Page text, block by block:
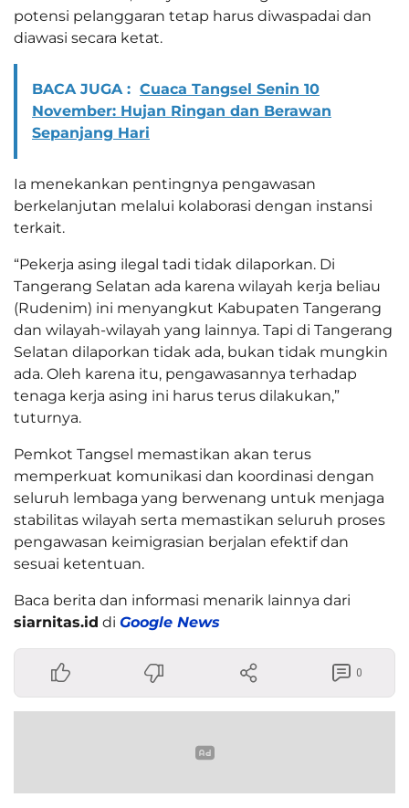
potensi pelanggaran tetap harus diwaspadai dan
diawasi secara ketat.
BACA JUGA : Cuaca Tangsel Senin 10
November: Hujan Ringan dan Berawan
Sepanjang Hari
Ia menekankan pentingnya pengawasan
berkelanjutan melalui kolaborasi dengan instansi
terkait.
“Pekerja asing ilegal tadi tidak dilaporkan. Di
Tangerang Selatan ada karena wilayah kerja beliau
(Rudenim) ini menyangkut Kabupaten Tangerang
dan wilayah-wilayah yang lainnya. Tapi di Tangerang
Selatan dilaporkan tidak ada, bukan tidak mungkin
ada. Oleh karena itu, pengawasannya terhadap
tenaga kerja asing ini harus terus dilakukan,”
tuturnya.
Pemkot Tangsel memastikan akan terus
memperkuat komunikasi dan koordinasi dengan
seluruh lembaga yang berwenang untuk menjaga
stabilitas wilayah serta memastikan seluruh proses
pengawasan keimigrasian berjalan efektif dan
sesuai ketentuan.
Baca berita dan informasi menarik lainnya dari
siarnitas.id di Google News
0